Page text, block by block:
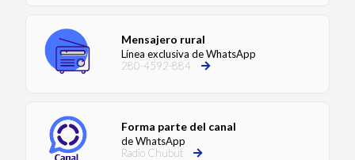
Mensajero rural
Línea exclusiva de WhatsApp
280-4592-884
Forma parte del canal
de WhatsApp
Radio Chubut